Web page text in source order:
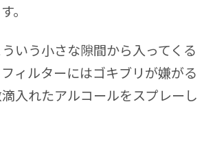
。
いう小さな隙間から入ってくる
ィルターにはゴキブリが嫌がる
入れたアルコールをスプレーし